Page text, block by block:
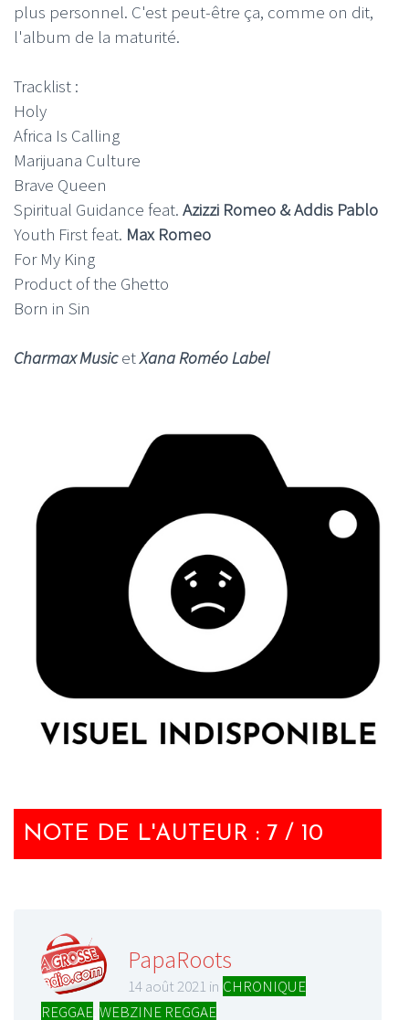
plus personnel. C'est peut-être ça, comme on dit,
l'album de la maturité.
Tracklist :
Holy
Africa Is Calling
Marijuana Culture
Brave Queen
Spiritual Guidance feat. Azizzi Romeo & Addis Pablo
Youth First feat. Max Romeo
For My King
Product of the Ghetto
Born in Sin
Charmax MusicetXana Roméo Label
NOTE DE L'AUTEUR : 7 / 10
PapaRoots
14 août 2021 in CHRONIQUE
REGGAE WEBZINE REGGAE